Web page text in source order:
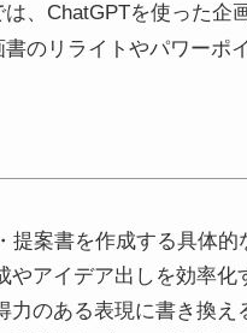
、ChatGPTを使った
のリライトやパワーポ
提案書を作成する具体
やアイデア出しを効率
力のある表現に書き換え